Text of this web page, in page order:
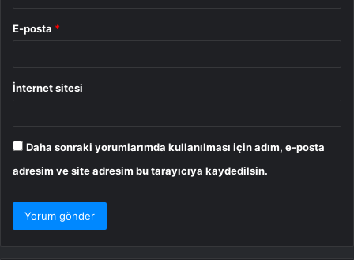
E-posta *
İnternet sitesi
Daha sonraki yorumlarımda kullanılması için adım, e-posta
adresim ve site adresim bu tarayıcıya kaydedilsin.